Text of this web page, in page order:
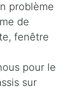
problème
de
fenêtre
pour le
sur